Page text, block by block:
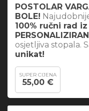
POSTOLAR
BOLE!
100% ručni rad
osjetljiva stopala.
unikat!
SUPER CIJENA
55,00 €